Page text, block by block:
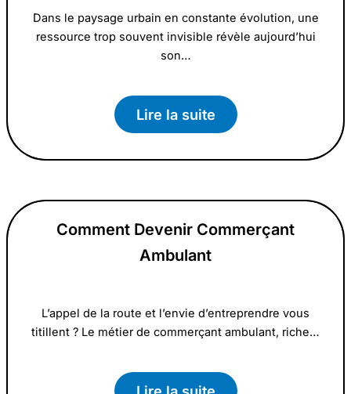
Dans le paysage urbain en constante évolution, une
ressource trop souvent invisible révèle aujourd’hui
son…
Lire la suite
Comment Devenir Commerçant
Ambulant
L’appel de la route et l’envie d’entreprendre vous
titillent ? Le métier de commerçant ambulant, riche…